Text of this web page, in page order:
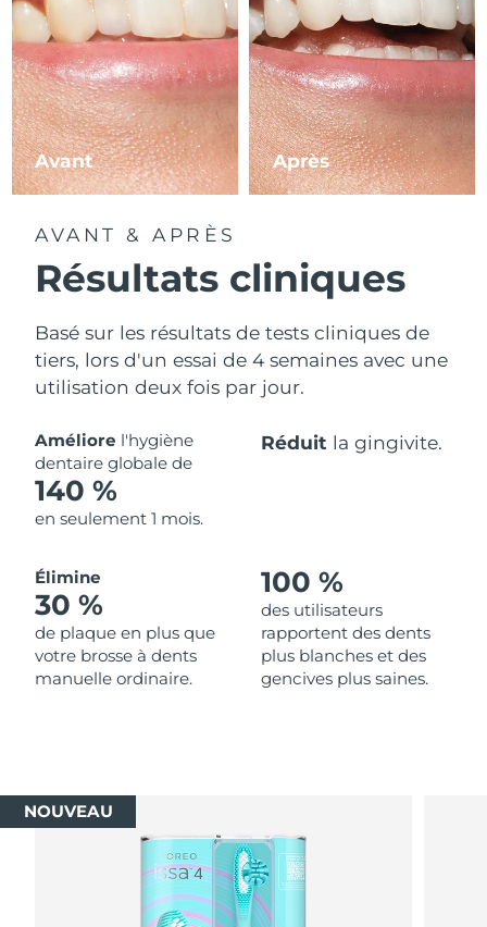
Avant Après
AVANT & APRÈS
Résultats cliniques
Basé sur les résultats de tests cliniques de
tiers, lors d'un essai de 4 semaines avec une
utilisation deux fois par jour.
Améliore l'hygiène
dentaire globale de
140 %
en seulement 1 mois.
Réduit la gingivite.
Élimine
30 %
de plaque en plus que
votre brosse à dents
manuelle ordinaire.
100 %
des utilisateurs
rapportent des dents
plus blanches et des
gencives plus saines.
NOUVEAU